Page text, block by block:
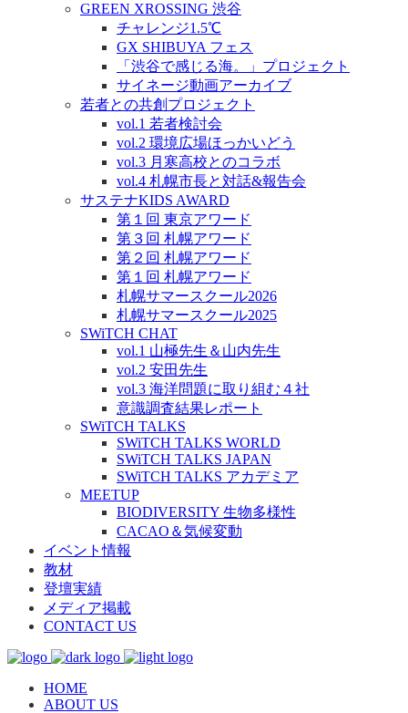
GREEN XROSSING 渋谷
チャレンジ1.5℃
GX SHIBUYA フェス
「渋谷で感じる海。」プロジェクト
サイネージ動画アーカイブ
若者との共創プロジェクト
vol.1 若者検討会
vol.2 環境広場ほっかいどう
vol.3 月寒高校とのコラボ
vol.4 札幌市長と対話&報告会
サステナKIDS AWARD
第１回 東京アワード
第３回 札幌アワード
第２回 札幌アワード
第１回 札幌アワード
札幌サマースクール2026
札幌サマースクール2025
SWiTCH CHAT
vol.1 山極先生＆山内先生
vol.2 安田先生
vol.3 海洋問題に取り組む４社
意識調査結果レポート
SWiTCH TALKS
SWiTCH TALKS WORLD
SWiTCH TALKS JAPAN
SWiTCH TALKS アカデミア
MEETUP
BIODIVERSITY 生物多様性
CACAO＆気候変動
イベント情報
教材
登壇実績
メディア掲載
CONTACT US
HOME
ABOUT US